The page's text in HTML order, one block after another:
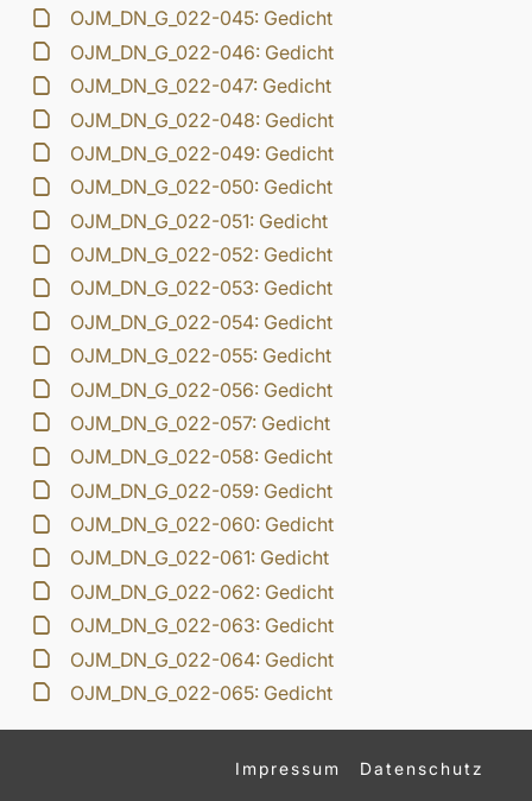
OJM_DN_G_022-045: Gedicht
OJM_DN_G_022-046: Gedicht
OJM_DN_G_022-047: Gedicht
OJM_DN_G_022-048: Gedicht
OJM_DN_G_022-049: Gedicht
OJM_DN_G_022-050: Gedicht
OJM_DN_G_022-051: Gedicht
OJM_DN_G_022-052: Gedicht
OJM_DN_G_022-053: Gedicht
OJM_DN_G_022-054: Gedicht
OJM_DN_G_022-055: Gedicht
OJM_DN_G_022-056: Gedicht
OJM_DN_G_022-057: Gedicht
OJM_DN_G_022-058: Gedicht
OJM_DN_G_022-059: Gedicht
OJM_DN_G_022-060: Gedicht
OJM_DN_G_022-061: Gedicht
OJM_DN_G_022-062: Gedicht
OJM_DN_G_022-063: Gedicht
OJM_DN_G_022-064: Gedicht
OJM_DN_G_022-065: Gedicht
Impressum Datenschutz